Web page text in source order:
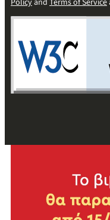
Policyand Terms of Service